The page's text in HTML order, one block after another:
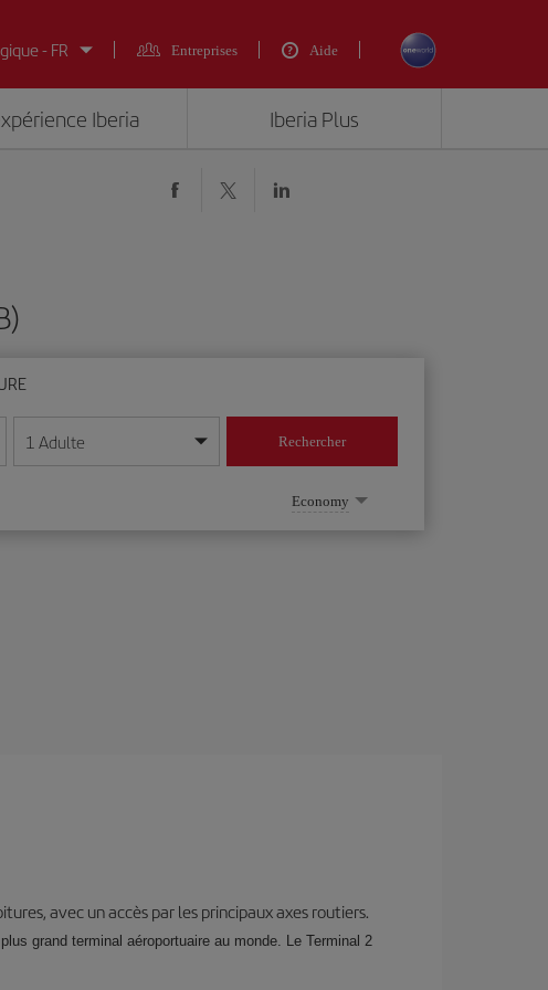
- FR
Entreprises Aide
Iberia Iberia Plus
jour/mois/année
1 Adulte Rechercher
Economy
avec un accès par les principaux axes routiers.
grand terminal aéroportuaire au monde. Le Terminal 2